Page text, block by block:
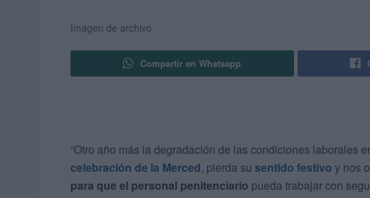
Imagen de archivo
Compartir en Whatsapp
“Otro año más la degradación de las condiciones laborales
celebración de la Merced, pierda su sentido festivo y nos
para que el personal penitenciario pueda trabajar con